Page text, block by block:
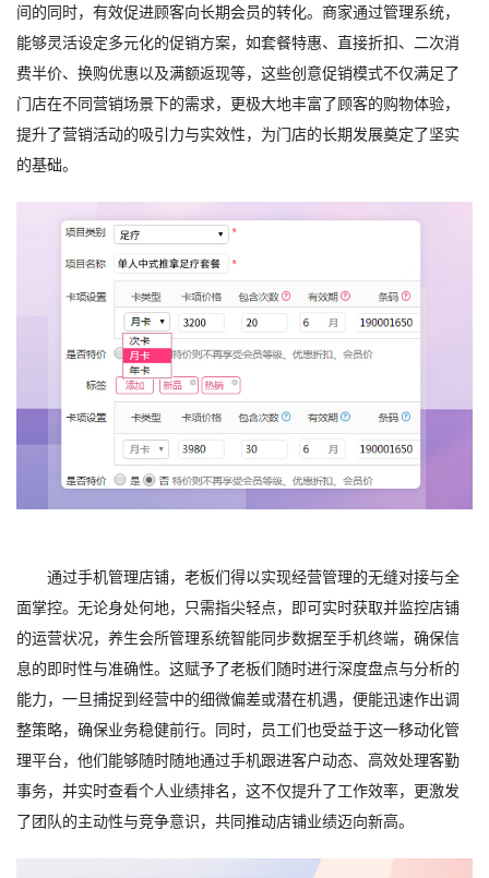
间的同时，有效促进顾客向长期会员的转化。商家通过管理系统，
能够灵活设定多元化的促销方案，如套餐特惠、直接折扣、二次消
费半价、换购优惠以及满额返现等，这些创意促销模式不仅满足了
门店在不同营销场景下的需求，更极大地丰富了顾客的购物体验，
提升了营销活动的吸引力与实效性，为门店的长期发展奠定了坚实
的基础。
通过手机管理店铺，老板们得以实现经营管理的无缝对接与全
面掌控。无论身处何地，只需指尖轻点，即可实时获取并监控店铺
的运营状况，养生会所管理系统智能同步数据至手机终端，确保信
息的即时性与准确性。这赋予了老板们随时进行深度盘点与分析的
能力，一旦捕捉到经营中的细微偏差或潜在机遇，便能迅速作出调
整策略，确保业务稳健前行。同时，员工们也受益于这一移动化管
理平台，他们能够随时随地通过手机跟进客户动态、高效处理客勤
事务，并实时查看个人业绩排名，这不仅提升了工作效率，更激发
了团队的主动性与竞争意识，共同推动店铺业绩迈向新高。